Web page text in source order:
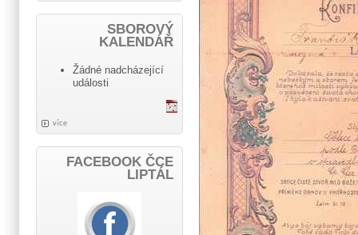
SBOROVÝ
KALENDÁŘ
Žádné nadcházející
události
více
FACEBOOK ČCE
LIPTÁL